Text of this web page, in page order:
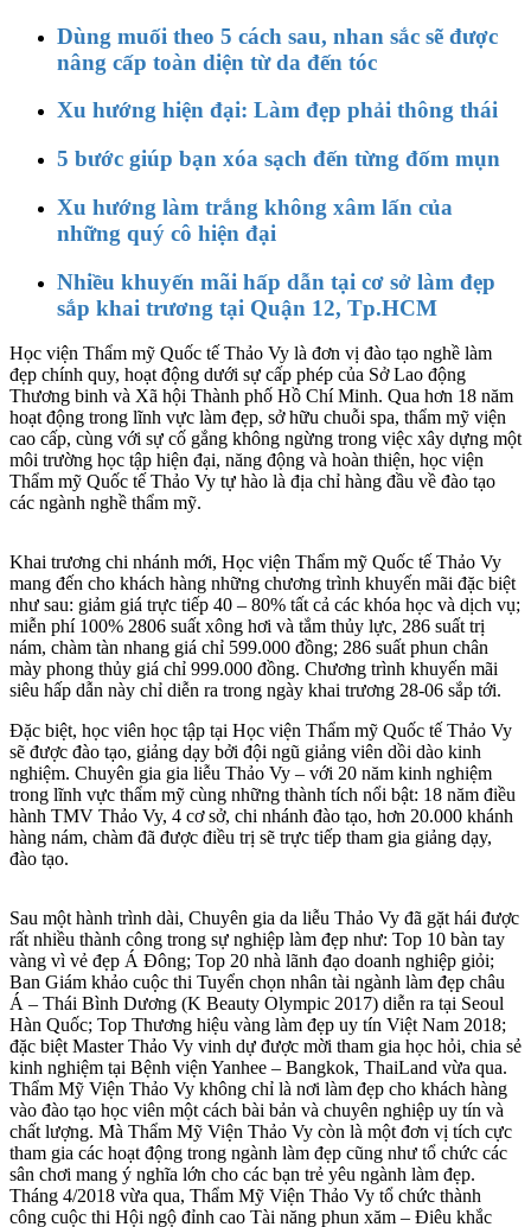
Dùng muối theo 5 cách sau, nhan sắc sẽ được
nâng cấp toàn diện từ da đến tóc
Xu hướng hiện đại: Làm đẹp phải thông thái
5 bước giúp bạn xóa sạch đến từng đốm mụn
Xu hướng làm trắng không xâm lấn của
những quý cô hiện đại
Nhiều khuyến mãi hấp dẫn tại cơ sở làm đẹp
sắp khai trương tại Quận 12, Tp.HCM
Học viện Thẩm mỹ Quốc tế Thảo Vy là đơn vị đào tạo nghề làm
đẹp chính quy, hoạt động dưới sự cấp phép của Sở Lao động
Thương binh và Xã hội Thành phố Hồ Chí Minh. Qua hơn 18 năm
hoạt động trong lĩnh vực làm đẹp, sở hữu chuỗi spa, thẩm mỹ viện
cao cấp, cùng với sự cố gắng không ngừng trong việc xây dựng một
môi trường học tập hiện đại, năng động và hoàn thiện, học viện
Thẩm mỹ Quốc tế Thảo Vy tự hào là địa chỉ hàng đầu về đào tạo
các ngành nghề thẩm mỹ.
Khai trương chi nhánh mới, Học viện Thẩm mỹ Quốc tế Thảo Vy
mang đến cho khách hàng những chương trình khuyến mãi đặc biệt
như sau: giảm giá trực tiếp 40 – 80% tất cả các khóa học và dịch vụ;
miễn phí 100% 2806 suất xông hơi và tắm thủy lực, 286 suất trị
nám, chàm tàn nhang giá chỉ 599.000 đồng; 286 suất phun chân
mày phong thủy giá chỉ 999.000 đồng. Chương trình khuyến mãi
siêu hấp dẫn này chỉ diễn ra trong ngày khai trương 28-06 sắp tới.
Đặc biệt, học viên học tập tại Học viện Thẩm mỹ Quốc tế Thảo Vy
sẽ được đào tạo, giảng dạy bởi đội ngũ giảng viên dồi dào kinh
nghiệm. Chuyên gia gia liễu Thảo Vy – với 20 năm kinh nghiệm
trong lĩnh vực thẩm mỹ cùng những thành tích nổi bật: 18 năm điều
hành TMV Thảo Vy, 4 cơ sở, chi nhánh đào tạo, hơn 20.000 khánh
hàng nám, chàm đã được điều trị sẽ trực tiếp tham gia giảng dạy,
đào tạo.
Sau một hành trình dài, Chuyên gia da liễu Thảo Vy đã gặt hái được
rất nhiều thành công trong sự nghiệp làm đẹp như: Top 10 bàn tay
vàng vì vẻ đẹp Á Đông; Top 20 nhà lãnh đạo doanh nghiệp giỏi;
Ban Giám khảo cuộc thi Tuyển chọn nhân tài ngành làm đẹp châu
Á – Thái Bình Dương (K Beauty Olympic 2017) diễn ra tại Seoul
Hàn Quốc; Top Thương hiệu vàng làm đẹp uy tín Việt Nam 2018;
đặc biệt Master Thảo Vy vinh dự được mời tham gia học hỏi, chia sẻ
kinh nghiệm tại Bệnh viện Yanhee – Bangkok, ThaiLand vừa qua.
Thẩm Mỹ Viện Thảo Vy không chỉ là nơi làm đẹp cho khách hàng
vào đào tạo học viên một cách bài bản và chuyên nghiệp uy tín và
chất lượng. Mà Thẩm Mỹ Viện Thảo Vy còn là một đơn vị tích cực
tham gia các hoạt động trong ngành làm đẹp cũng như tổ chức các
sân chơi mang ý nghĩa lớn cho các bạn trẻ yêu ngành làm đẹp.
Tháng 4/2018 vừa qua, Thẩm Mỹ Viện Thảo Vy tổ chức thành
công cuộc thi Hội ngộ đỉnh cao Tài năng phun xăm – Điêu khắc